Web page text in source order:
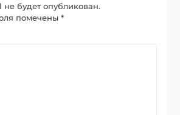
будет опубликован.
помечены*